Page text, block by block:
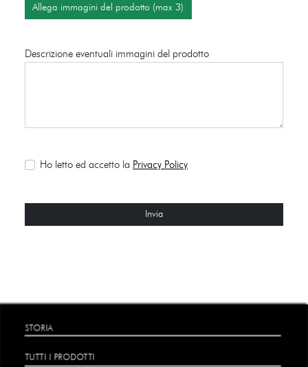
Allega immagini del prodotto (max 3)
Descrizione eventuali immagini del prodotto
Ho letto ed accetto la Privacy Policy
Invia
TUTTI I PRODOTTI
STORIA